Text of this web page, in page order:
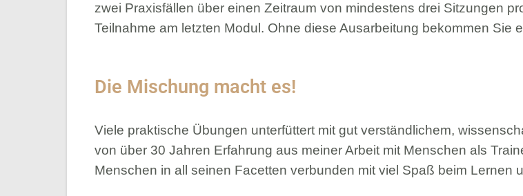
zwei Praxisfällen über einen Zeitraum von mindestens drei Sitzungen
Teilnahme am letzten Modul. Ohne diese Ausarbeitung bekommen Sie
Die Mischung macht es!
Viele praktische Übungen unterfüttert mit gut verständlichem,
von über 30 Jahren Erfahrung aus meiner Arbeit mit Menschen als
Menschen in all seinen Facetten verbunden mit viel Spaß beim Lernen